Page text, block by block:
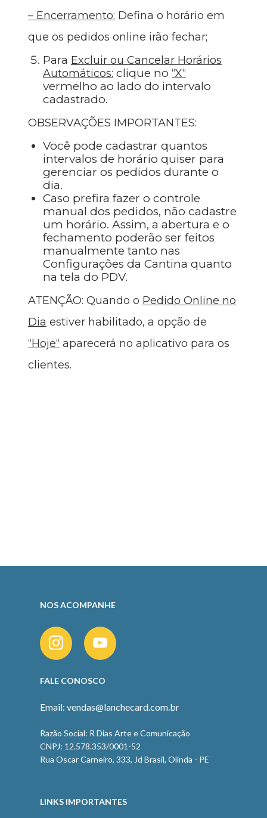
– Encerramento: Defina o horário em
que os pedidos online irão fechar;
Para Excluir ou Cancelar Horários
Automáticos: clique no “X“
vermelho ao lado do intervalo
cadastrado.
OBSERVAÇÕES IMPORTANTES:
Você pode cadastrar quantos
intervalos de horário quiser para
gerenciar os pedidos durante o
dia.
Caso prefira fazer o controle
manual dos pedidos, não cadastre
um horário. Assim, a abertura e o
fechamento poderão ser feitos
manualmente tanto nas
Configurações da Cantina quanto
na tela do PDV.
ATENÇÃO: Quando o Pedido Online no
Dia estiver habilitado, a opção de
“Hoje“ aparecerá no aplicativo para os
clientes.
NOS ACOMPANHE
FALE CONOSCO
Email: vendas@lanchecard.com.br
Razão Social: R Dias Arte e Comunicação
CNPJ: 12.578.353/0001-52
Rua Oscar Carneiro, 333, Jd Brasil, Olinda - PE
LINKS IMPORTANTES